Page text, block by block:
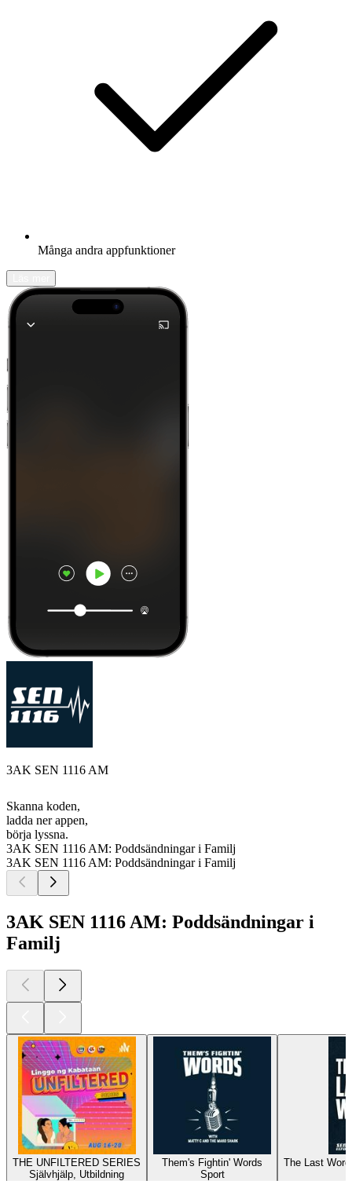
Många andra appfunktioner
3AK SEN 1116 AM
Skanna koden,
ladda ner appen,
börja lyssna.
3AK SEN 1116 AM: Poddsändningar i Familj
3AK SEN 1116 AM: Poddsändningar i Familj
3AK SEN 1116 AM: Poddsändningar i
Familj
THE UNFILTERED SERIES
Självhjälp, Utbildning
Them's Fightin' Words
Sport
The Last